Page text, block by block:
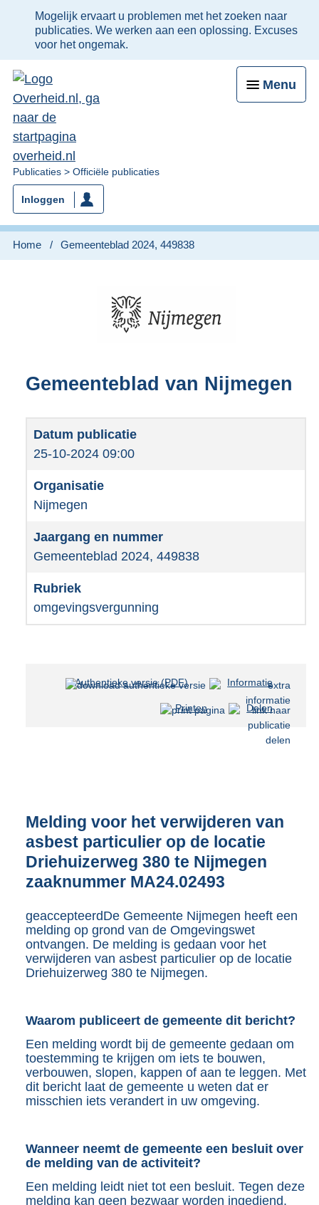
Ter
informatie:
Mogelijk ervaart u problemen met het zoeken naar
publicaties. We werken aan een oplossing. Excuses
voor het ongemak.
Menu
U
bent
nu
hier:
Publicaties Officiële publicaties
Inloggen
Home Gemeenteblad 2024, 449838
Gemeenteblad van Nijmegen
25-10-2024 09:00
Nijmegen
Gemeenteblad 2024, 449838
omgevingsvergunning
Authentieke versie (PDF)b
s
r
o
t
t
8
0
2
K
b
Informatie
Printen Delen
Melding voor het verwijderen van
asbest particulier op de locatie
Driehuizerweg 380 te Nijmegen
zaaknummer MA24.02493
geaccepteerdDe Gemeente Nijmegen heeft een
melding op grond van de Omgevingswet
ontvangen. De melding is gedaan voor het
verwijderen van asbest particulier op de locatie
Driehuizerweg 380 te Nijmegen.
Waarom publiceert de gemeente dit bericht?
Een melding wordt bij de gemeente gedaan om
toestemming te krijgen om iets te bouwen,
verbouwen, slopen, kappen of aan te leggen. Met
dit bericht laat de gemeente u weten dat er
misschien iets verandert in uw omgeving.
Wanneer neemt de gemeente een besluit over
de melding van de activiteit?
Een melding leidt niet tot een besluit. Tegen deze
melding kan geen bezwaar worden ingediend.